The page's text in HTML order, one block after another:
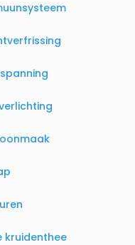
kruidenthee